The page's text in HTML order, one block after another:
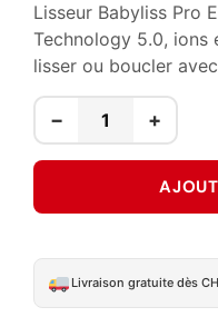
Lisseur Babyliss Pro
Technology 5.0,
lisser ou boucler
− +
Livraison gratuite dès